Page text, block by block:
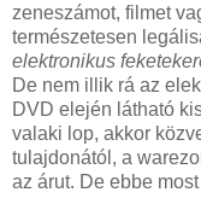
zeneszámot, filmet
természetesen
elektronikus
De nem illik rá az
DVD elején látható
valaki lop, akkor
tulajdonától, a
az árut. De ebbe